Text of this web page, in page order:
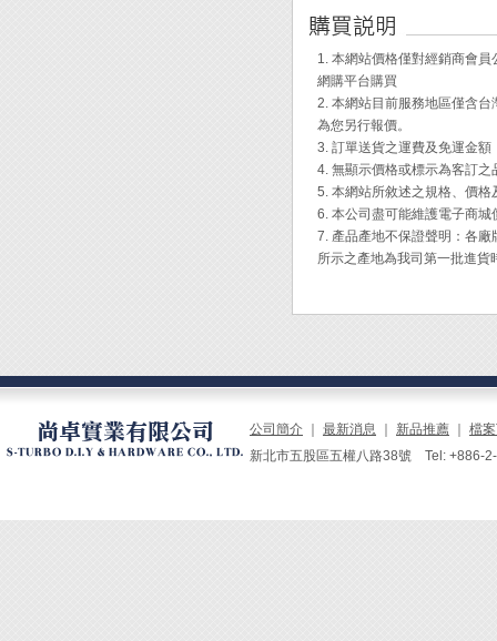
尺寸
◆
◆ 鉗口
◆ TPR
[操作
1. 鬆
2. 使
3. 順
4. 此
5. 拔
失!
◆ 特別
[使用
1. 噴
2. 除
3. 當
鏽蝕
物質
1. 本網站價格僅對經銷商會
網購平台購買
2. 本網站目前服務地區僅含
為您另行報價。
3. 訂單送貨之運費及免運金
4. 無顯示價格或標示為客訂
5. 本網站所敘述之規格、價
6. 本公司盡可能維護電子商
7. 產品產地不保證聲明：各
所示之產地為我司第一批進
公司簡介 最新消息 新品推薦
檔
新北市五股區五權八路38號 Tel: